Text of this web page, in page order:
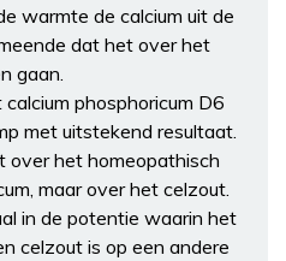
warmte de calcium uit de
dat het over het
gaan.
phosphoricum D6
met uitstekend resultaat.
over het homeopathisch
maar over het celzout.
in de potentie waarin het
celzout is op een andere